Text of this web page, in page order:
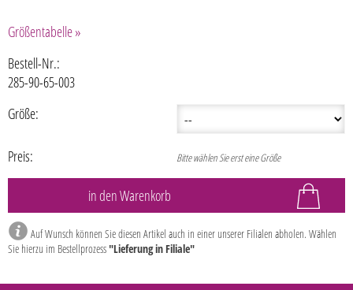
Größentabelle »
Bestell-Nr.:
285-90-65-003
Größe:
Preis: Bitte wählen Sie erst eine Größe
Auf Wunsch können Sie diesen Artikel auch in einer unserer Filialen abholen. Wählen
Sie hierzu im Bestellprozess"Lieferung in Filiale"